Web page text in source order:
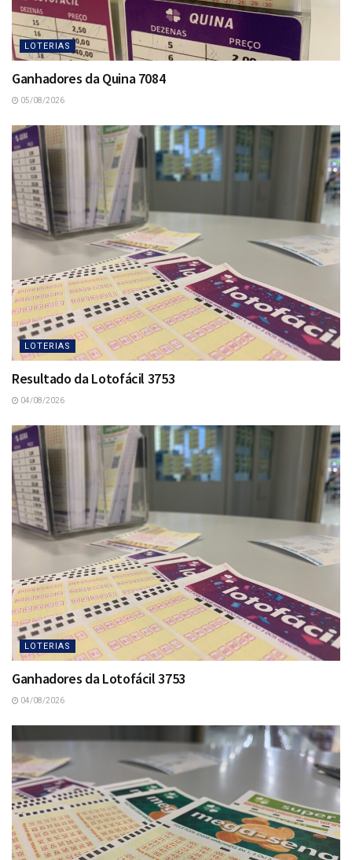
LOTERIAS
Ganhadores da Quina 7084
05/08/2026
LOTERIAS
Resultado da Lotofácil 3753
04/08/2026
LOTERIAS
Ganhadores da Lotofácil 3753
04/08/2026